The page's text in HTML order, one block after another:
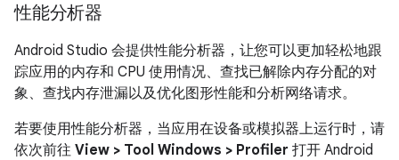
性能分析器
Android Studio 会提供性能分析器，让您可以更加轻松地跟
踪应用的内存和 CPU 使用情况、查找已解除内存分配的对
象、查找内存泄漏以及优化图形性能和分析网络请求。
若要使用性能分析器，当应用在设备或模拟器上运行时，请
依次前往 View > Tool Windows > Profiler 打开 Android